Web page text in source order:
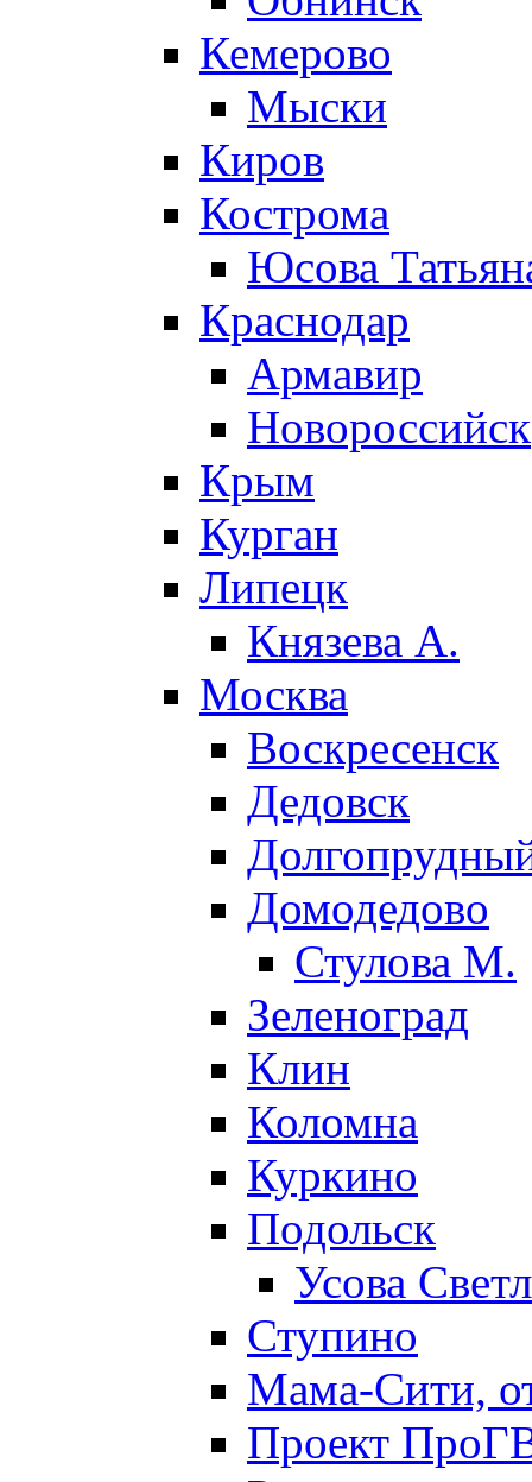
Кемерово
Мыски
Киров
Кострома
Юсова
Краснодар
Армавир
Новороссийск
Крым
Курган
Липецк
Князева А.
Москва
Воскресенск
Дедовск
Домодедово
Стулова М.
Зеленоград
Клин
Коломна
Куркино
Подольск
Усова
Ступино
Мама-Сити,
Проект